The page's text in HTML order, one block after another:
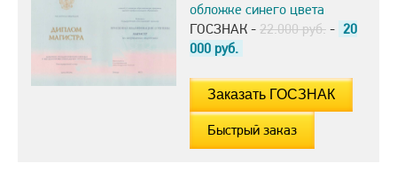
обложке синего цвета
ГОСЗНАК - 22.000 руб. - 20
000 руб.
Быстрый заказ